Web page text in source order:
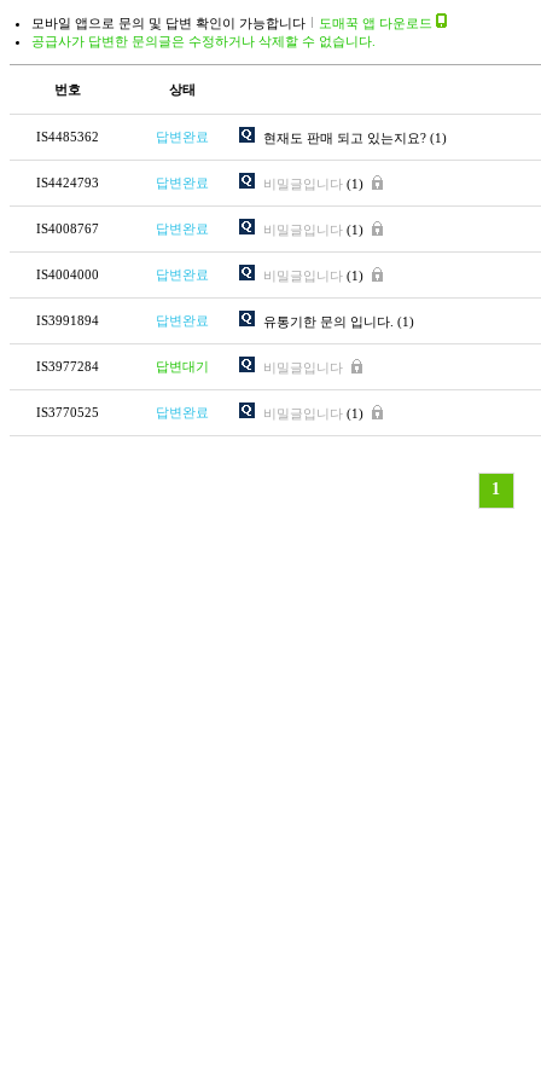
모바일 앱으로 문의 및 답변 확인이 가능합니다
도매꾹 앱 다운로드
공급사가 답변한 문의글은 수정하거나 삭제할 수 없습니다.
번호 상태
IS4485362 답변완료 현재도 판매 되고 있는지요? (1)
IS4424793 답변완료 비밀글입니다 (1)
IS4008767 답변완료 비밀글입니다 (1)
IS4004000 답변완료 비밀글입니다 (1)
IS3991894 답변완료 유통기한 문의 입니다. (1)
IS3977284 답변대기 비밀글입니다
IS3770525 답변완료 비밀글입니다 (1)
1